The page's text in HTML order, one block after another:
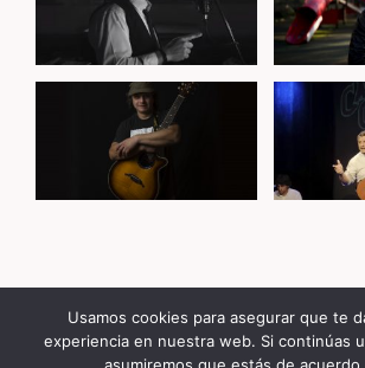
© 2026 Floren Romero
Usamos cookies para asegurar que te
experiencia en nuestra web. Si continúas